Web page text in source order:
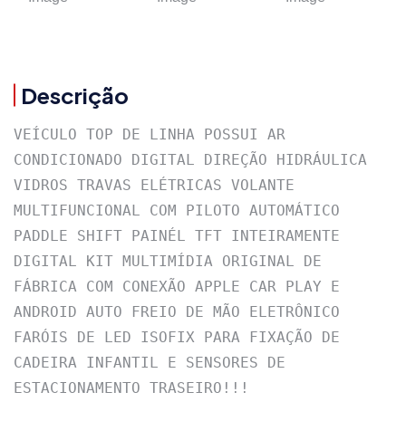
Descrição
VEÍCULO TOP DE LINHA POSSUI AR
CONDICIONADO DIGITAL DIREÇÃO HIDRÁULICA
VIDROS TRAVAS ELÉTRICAS VOLANTE
MULTIFUNCIONAL COM PILOTO AUTOMÁTICO
PADDLE SHIFT PAINÉL TFT INTEIRAMENTE
DIGITAL KIT MULTIMÍDIA ORIGINAL DE
FÁBRICA COM CONEXÃO APPLE CAR PLAY E
ANDROID AUTO FREIO DE MÃO ELETRÔNICO
FARÓIS DE LED ISOFIX PARA FIXAÇÃO DE
CADEIRA INFANTIL E SENSORES DE
ESTACIONAMENTO TRASEIRO!!!